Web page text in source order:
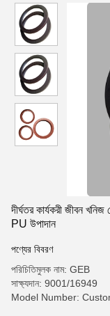
দীর্ঘতর কার্যকরী জীবন
PU উপাদান
পণ্যের বিবরণ
পরিচিতিমুলক নাম: GEB
সাক্ষ্যদান: 9001/16949
Model Number: